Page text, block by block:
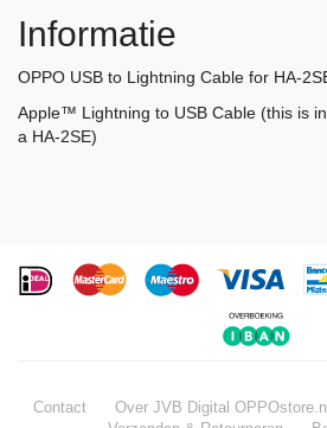
Informatie
OPPO USB to Lightning Cable for HA-
Apple™ Lightning to USB Cable (this is
a HA-2SE)
Contact Over JVB Digital OPPOstore.nl